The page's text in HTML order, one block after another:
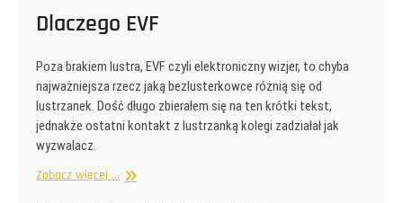
Dlaczego EVF
Poza brakiem lustra, EVF czyli elektroniczny wizjer, to chyba
najważniejsza rzecz jaką bezlusterkowce różnią się od
lustrzanek. Dość długo zbierałem się na ten krótki tekst,
jednakże ostatni kontakt z lustrzanką kolegi zadziałał jak
wyzwalacz.
Zobacz więcej ... Dlaczego